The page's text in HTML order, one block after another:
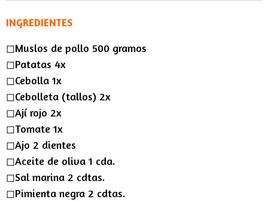
INGREDIENTES
◻︎Muslos de pollo 500 gramos
◻︎Patatas 4x
◻︎Cebolla 1x
◻︎Cebolleta (tallos) 2x
◻︎Ají rojo 2x
◻︎Tomate 1x
◻︎Ajo 2 dientes
◻︎Aceite de oliva 1 cda.
◻︎Sal marina 2 cdtas.
◻︎Pimienta negra 2 cdtas.